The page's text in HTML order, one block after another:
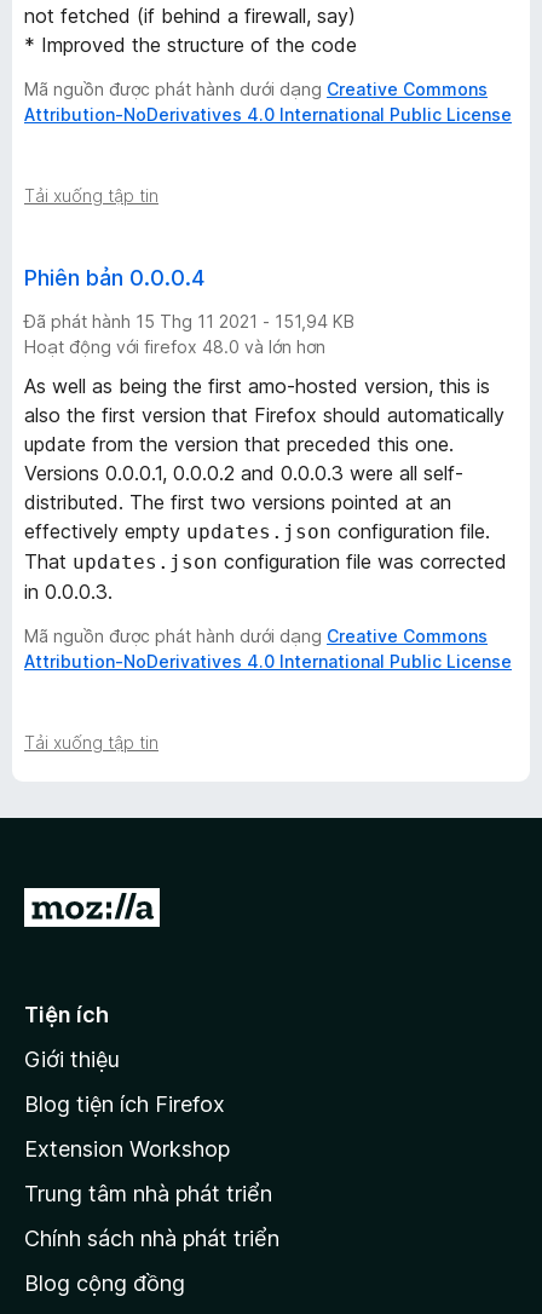
not fetched (if behind a firewall, say)
* Improved the structure of the code
Mã nguồn được phát hành dưới dạng Creative Commons
Attribution-NoDerivatives 4.0 International Public License
Tải xuống tập tin
Phiên bản 0.0.0.4
Đã phát hành 15 Thg 11 2021 - 151,94 KB
Hoạt động với firefox 48.0 và lớn hơn
As well as being the first amo-hosted version, this is
also the first version that Firefox should automatically
update from the version that preceded this one.
Versions 0.0.0.1, 0.0.0.2 and 0.0.0.3 were all self-
distributed. The first two versions pointed at an
effectively empty updates.json configuration file.
That updates.json configuration file was corrected
in 0.0.0.3.
Mã nguồn được phát hành dưới dạng Creative Commons
Attribution-NoDerivatives 4.0 International Public License
Tải xuống tập tin
Đ
ế
t
r
n
g
c
ủ
Tiện ích
Giới thiệu
Blog tiện ích Firefox
Extension Workshop
Trung tâm nhà phát triển
Chính sách nhà phát triển
Blog cộng đồng